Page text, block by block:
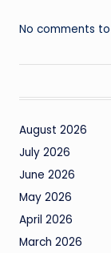
No comments to
August 2026
July 2026
June 2026
May 2026
April 2026
March 2026